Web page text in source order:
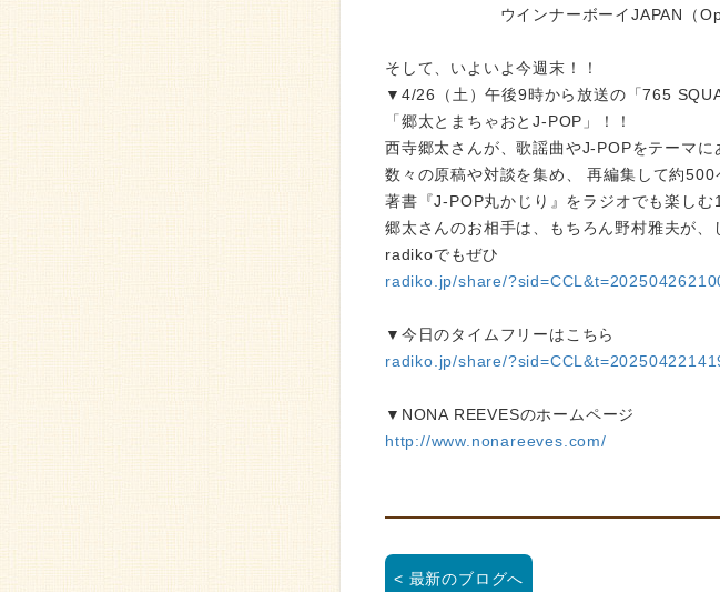
ウインナーボーイJAPAN（
そして、いよいよ今週末！！
▼4/26（土）午後9時から放送の「765
「郷太とまちゃおとJ-POP」！！
西寺郷太さんが、歌謡曲やJ-POPをテーマに
数々の原稿や対談を集め、 再編集して約500
著書『J-POP丸かじり』をラジオでも楽しむ1
郷太さんのお相手は、もちろん野村雅夫が、
radikoでもぜひ
radiko.jp/share/
▼今日のタイムフリーはこちら
radiko.jp/share/
▼NONA REEVESのホームページ
http://www.nonareeves.com/
< 最新のブログへ